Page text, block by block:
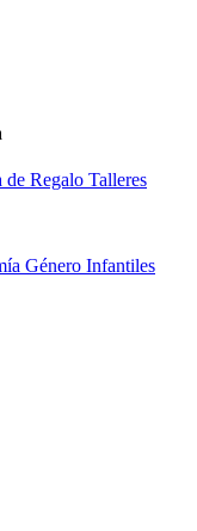
de Regalo Talleres
Género Infantiles